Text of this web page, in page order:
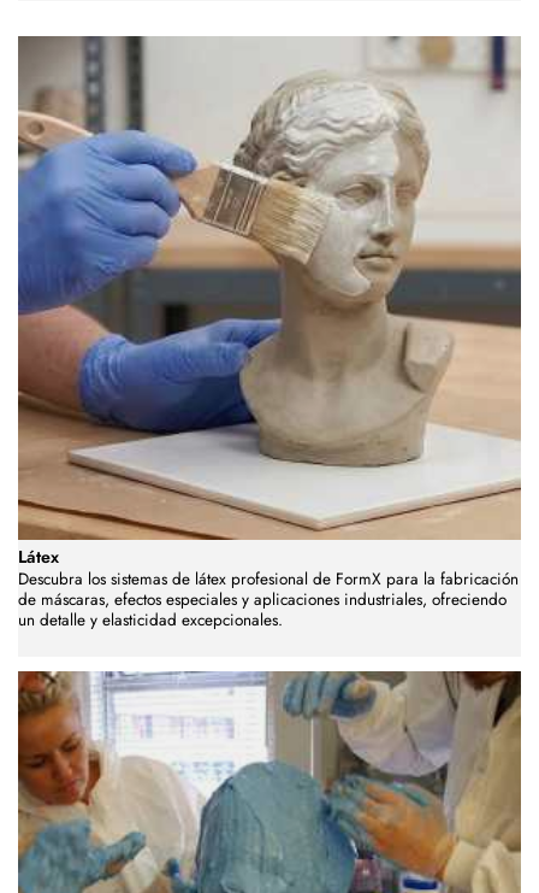
Látex
Descubra los sistemas de látex profesional de FormX para la fabricación
de máscaras, efectos especiales y aplicaciones industriales, ofreciendo
un detalle y elasticidad excepcionales.